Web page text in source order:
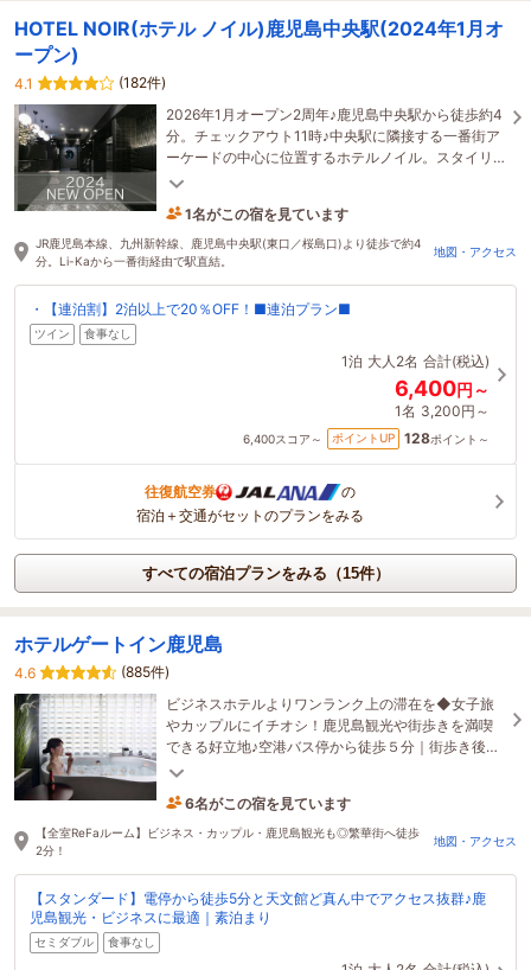
HOTEL NOIR(ホテル ノイル)鹿児島中央駅(2024年1月オ
ープン)
4.1
(182件)
2026年1月オープン2周年♪鹿児島中央駅から徒歩約4
分。チェックアウト11時♪中央駅に隣接する一番街ア
ーケードの中心に位置するホテルノイル。スタイリ
ッシュな空間で心安らぐひとときをお過ごしくださ
1名がこの宿を見ています
30分前に予約されました
JR鹿児島本線、九州新幹線、鹿児島中央駅(東口／桜島口)より徒歩で約4
分。Li-Kaから一番街経由で駅直結。
地図・アクセス
・【連泊割】2泊以上で20％OFF！■連泊プラン■
ツイン 食事なし
1泊 大人2名 合計(税込)
6,400円～
1名 3,200円～
6,400スコア～ ポイントUP 128ポイント～
往復航空券
の
宿泊＋交通がセットのプランをみる
すべての宿泊プランをみる（15件）
ホテルゲートイン鹿児島
4.6
(885件)
ビジネスホテルよりワンランク上の滞在を◆女子旅
やカップルにイチオシ！鹿児島観光や街歩きを満喫
できる好立地♪空港バス停から徒歩５分｜街歩き後は
半露天風呂と【全室ReFa完備】でご褒美タイム！
6名がこの宿を見ています
37分前に予約されました
【全室ReFaルーム】ビジネス・カップル・鹿児島観光も◎繁華街へ徒歩
2分！
地図・アクセス
【スタンダード】電停から徒歩5分と天文館ど真ん中でアクセス抜群♪鹿
児島観光・ビジネスに最適｜素泊まり
セミダブル 食事なし